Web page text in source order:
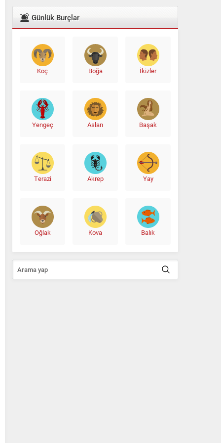
Günlük Burçlar
Koç Boğa İkizler
Yengeç Aslan Başak
Terazi Akrep Yay
Oğlak Kova Balık